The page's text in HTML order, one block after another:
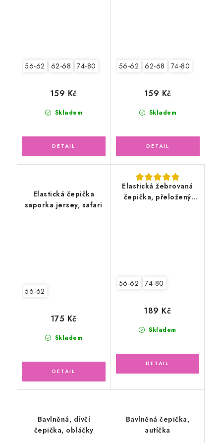
56-62 62-68 74-80
Skladem
159 Kč
56-62 62-68 74-80
Skladem
159 Kč
Elastická čepička
saporka jersey, safari
56-62
Skladem
175 Kč
Elastická žebrovaná
čepička, přeložený
56-62 74-80
Skladem
189 Kč
Bavlněná, dívčí
čepička, obláčky
Bavlněná čepička,
autíčka